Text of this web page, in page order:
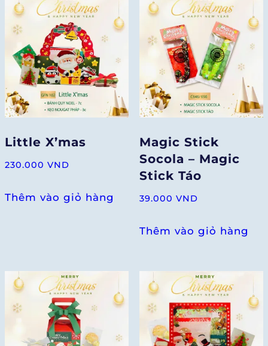
Little X’mas
230.000 VND
Thêm vào giỏ hàng
Magic Stick
Socola – Magic
Stick Táo
39.000 VND
Thêm vào giỏ hàng